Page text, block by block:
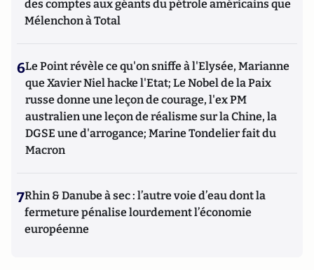
des comptes aux géants du pétrole américains que
Mélenchon à Total
6Le Point révèle ce qu'on sniffe à l'Elysée, Marianne
que Xavier Niel hacke l'Etat; Le Nobel de la Paix
russe donne une leçon de courage, l'ex PM
australien une leçon de réalisme sur la Chine, la
DGSE une d'arrogance; Marine Tondelier fait du
Macron
7Rhin & Danube à sec : l’autre voie d’eau dont la
fermeture pénalise lourdement l’économie
européenne